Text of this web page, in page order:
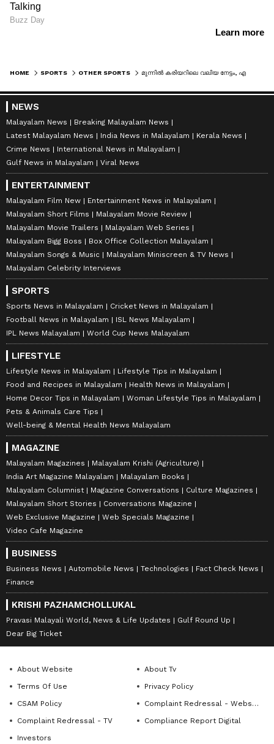
HOME SPORTS OTHER SPORTS
NEWS
Malayalam News
Breaking Malayalam News
Latest Malayalam News
India News in Malayalam
Kerala News
Crime News
International News in Malayalam
Gulf News in Malayalam
Viral News
ENTERTAINMENT
Malayalam Film New
Entertainment News in Malayalam
Malayalam Short Films
Malayalam Movie Review
Malayalam Movie Trailers
Malayalam Web Series
Malayalam Bigg Boss
Box Office Collection Malayalam
Malayalam Songs & Music
Malayalam Miniscreen & TV News
Malayalam Celebrity Interviews
SPORTS
Sports News in Malayalam
Cricket News in Malayalam
Football News in Malayalam
ISL News Malayalam
IPL News Malayalam
World Cup News Malayalam
LIFESTYLE
Lifestyle News in Malayalam
Lifestyle Tips in Malayalam
Food and Recipes in Malayalam
Health News in Malayalam
Home Decor Tips in Malayalam
Woman Lifestyle Tips in Malayalam
Pets & Animals Care Tips
Well-being & Mental Health News Malayalam
MAGAZINE
Malayalam Magazines
Malayalam Krishi (Agriculture)
India Art Magazine Malayalam
Malayalam Books
Malayalam Columnist
Magazine Conversations
Culture Magazines
Malayalam Short Stories
Conversations Magazine
Web Exclusive Magazine
Web Specials Magazine
Video Cafe Magazine
BUSINESS
Business News Automobile News Technologies
Fact Check News
Finance
KRISHI PAZHAMCHOLLUKAL
Pravasi Malayali World, News & Life Updates
Gulf Round Up
Dear Big Ticket
About Website
About Tv
Terms Of Use
Privacy Policy
CSAM Policy
Complaint Redressal - Website
Complaint Redressal - TV
Compliance Report Digital
Investors